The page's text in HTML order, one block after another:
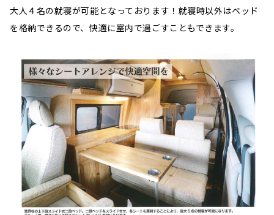
大人４名の就寝が可能となっております！就寝時以外はベッド
を格納できるので、快適に室内で過ごすこともできます。